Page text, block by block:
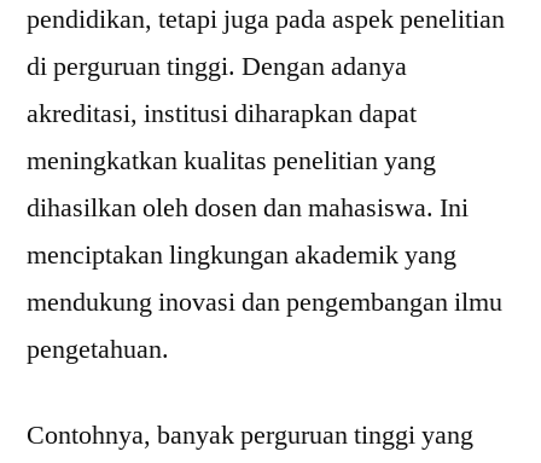
pendidikan, tetapi juga pada aspek penelitian
di perguruan tinggi. Dengan adanya
akreditasi, institusi diharapkan dapat
meningkatkan kualitas penelitian yang
dihasilkan oleh dosen dan mahasiswa. Ini
menciptakan lingkungan akademik yang
mendukung inovasi dan pengembangan ilmu
pengetahuan.
Contohnya, banyak perguruan tinggi yang